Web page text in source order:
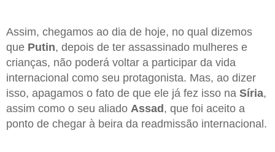
Assim, chegamos ao dia de hoje, no qual dizemos
que Putin, depois de ter assassinado mulheres e
crianças, não poderá voltar a participar da vida
internacional como seu protagonista. Mas, ao dizer
isso, apagamos o fato de que ele já fez isso na Síria,
assim como o seu aliado Assad , que foi aceito a
ponto de chegar à beira da readmissão internacional.